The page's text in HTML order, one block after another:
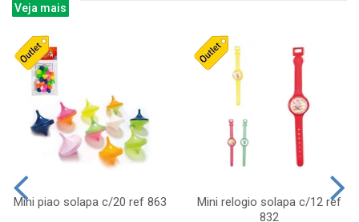
Veja mais
Mini piao solapa c/20 ref 863
Mini relogio solapa c/12 ref
832